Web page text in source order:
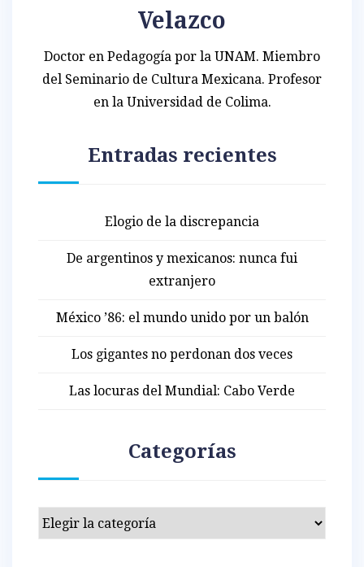
Velazco
Doctor en Pedagogía por la UNAM. Miembro
del Seminario de Cultura Mexicana. Profesor
en la Universidad de Colima.
Entradas recientes
Elogio de la discrepancia
De argentinos y mexicanos: nunca fui
extranjero
México ’86: el mundo unido por un balón
Los gigantes no perdonan dos veces
Las locuras del Mundial: Cabo Verde
Categorías
Categorías